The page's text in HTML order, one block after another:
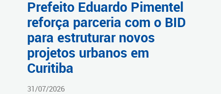
Prefeito Eduardo Pimentel
reforça parceria com o BID
para estruturar novos
projetos urbanos em
Curitiba
31/07/2026